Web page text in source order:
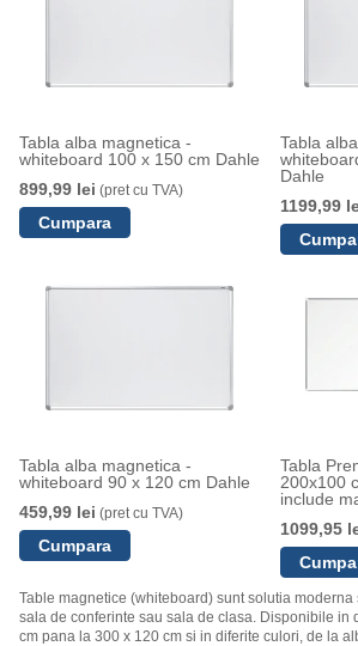
Tabla alba magnetica -
whiteboard 100 x 150 cm Dahle
899,99 lei (pret cu TVA)
Tabla
Dahle
1199,99
Tabla alba magnetica -
whiteboard 90 x 120 cm Dahle
459,99 lei (pret cu TVA)
Tabla
200x100
include
1099,95
Table magnetice (whiteboard) sunt solutia
sala de conferinte sau sala de clasa. Disponibile in
cm pana la 300 x 120 cm si in diferite culori, de la